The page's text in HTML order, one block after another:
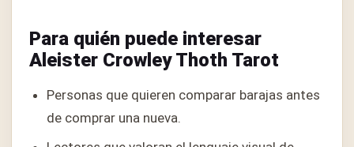
Para quién puede interesar
Aleister Crowley Thoth Tarot
Personas que quieren comparar barajas antes
de comprar una nueva.